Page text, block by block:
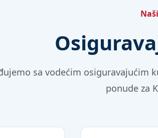
sa vodećim osiguravajućim
ponude za